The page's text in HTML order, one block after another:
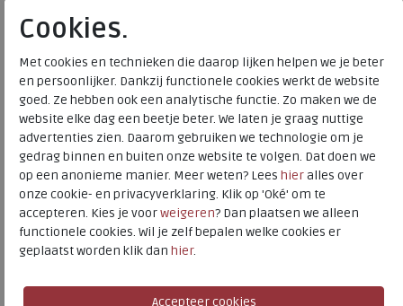
Merk
FitFlop
Fabrikantcode
JE3-C35
Bestelcode
205.85.000003
Kleur
Luxe plum
Materiaal
Polyester
Uitneembaar voetbed
nee
Cookies.
Met cookies en technieken die daarop lijken helpen we je beter
en persoonlijker. Dankzij functionele cookies werkt de website
goed. Ze hebben ook een analytische functie. Zo maken we de
website elke dag een beetje beter. We laten je graag nuttige
advertenties zien. Daarom gebruiken we technologie om je
gedrag binnen en buiten onze website te volgen. Dat doen we
op een anonieme manier. Meer weten? Lees hieralles over
onze cookie- en privacyverklaring. Klik op 'Oké' om te
accepteren. Kies je voorweigeren? Dan plaatsen we alleen
functionele cookies. Wil je zelf bepalen welke cookies er
geplaatst worden klik dan hier.